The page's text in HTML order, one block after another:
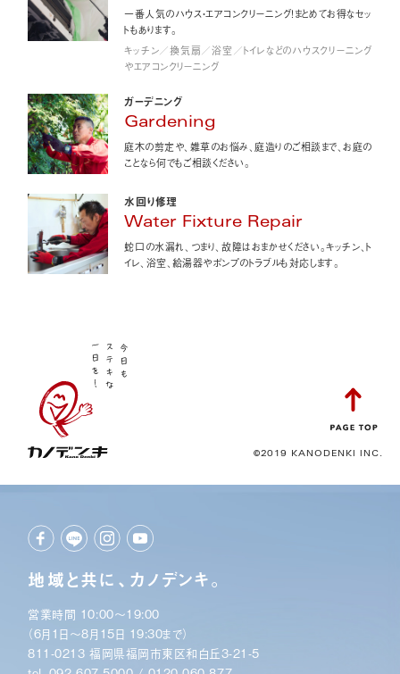
一番人気のハウス・エアコンクリーニング！まとめてお得なセッ
トもあります。
キッチン／換気扇／浴室／トイレなどのハウスクリーニング
やエアコンクリーニング
ガーデニング
Gardening
庭木の剪定や、雑草のお悩み、庭造りのご相談まで、お庭の
ことなら何でもご相談ください。
水回り修理
Water Fixture Repair
蛇口の水漏れ、つまり、故障はおまかせください。キッチン、ト
イレ、浴室、給湯器やポンプのトラブルも対応します。
©2019 KANODENKI INC.
地域と共に、カノデンキ。
営業時間 10:00〜19:00
（6月1日〜8月15日 19:30まで）
811-0213 福岡県福岡市東区和白丘3-21-5